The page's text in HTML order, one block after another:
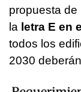
propuesta
la letra E en
todos los
2030